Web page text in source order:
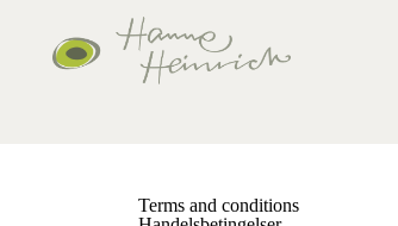
Terms and conditions